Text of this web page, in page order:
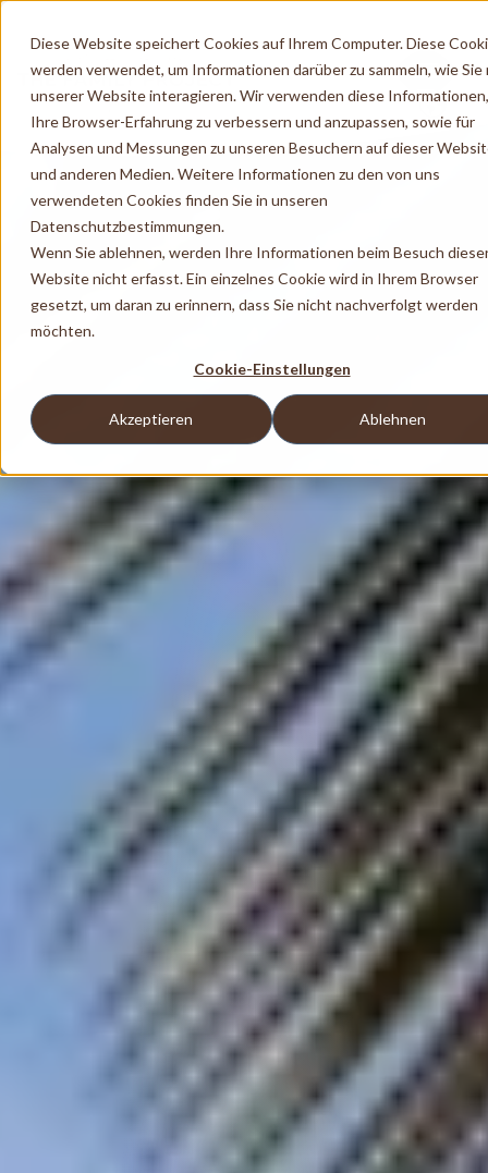
Diese Website speichert Cookies auf Ihrem Computer. Diese
werden verwendet, um Informationen darüber zu sammeln, wie Sie
unserer Website interagieren. Wir verwenden diese
Ihre Browser-Erfahrung zu verbessern und anzupassen, sowie für
Analysen und Messungen zu unseren Besuchern auf dieser
und anderen Medien. Weitere Informationen zu den von uns
verwendeten Cookies finden Sie in unseren
Datenschutzbestimmungen.
Wenn Sie ablehnen, werden Ihre Informationen beim Besuch
Website nicht erfasst. Ein einzelnes Cookie wird in Ihrem Browser
gesetzt, um daran zu erinnern, dass Sie nicht nachverfolgt werden
möchten.
Cookie-Einstellungen
Akzeptieren Ablehnen